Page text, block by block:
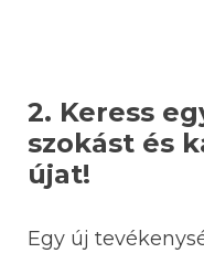
2. Keress
szokást és
újat!
Egy új